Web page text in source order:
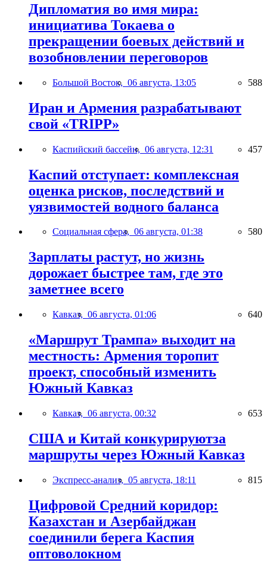
Дипломатия во имя мира:
инициатива Токаева о
прекращении боевых действий и
возобновлении переговоров
Большой Восток, 06 августа, 13:05 588
Иран и Армения разрабатывают
свой «TRIPP»
Каспийский бассейн, 06 августа, 12:31 457
Каспий отступает: комплексная
оценка рисков, последствий и
уязвимостей водного баланса
Социальная сфера, 06 августа, 01:38 580
Зарплаты растут, но жизнь
дорожает быстрее там, где это
заметнее всего
Кавказ, 06 августа, 01:06 640
«Маршрут Трампа» выходит на
местность: Армения торопит
проект, способный изменить
Южный Кавказ
Кавказ, 06 августа, 00:32 653
США и Китай конкурируютза
маршруты через Южный Кавказ
Экспресс-анализ, 05 августа, 18:11 815
Цифровой Средний коридор:
Казахстан и Азербайджан
соединили берега Каспия
оптоволокном